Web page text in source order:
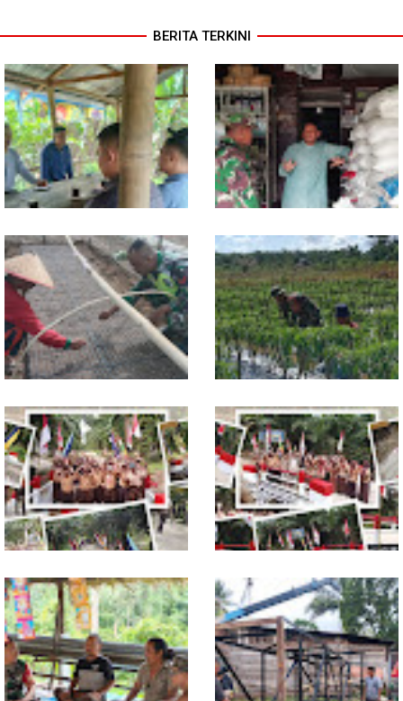
BERITA TERKINI
Jelang Seleksi Komcad, Plh.
Pasiter Kodim
0118/Subulussalam Bekali
Pemuda dengan Motivasi
Komsos dengan Pedagang,
Babinsa Rundeng Cek
Ketersediaan Pupuk bagi
Petani
Dukung Petani, Babinsa Turun
Langsung Semai Bibit
Semangka di Sikalondang
Babinsa Dampingi Petani
Rawat Cabai, Dukung
Ketahanan Pangan
Tuntas Dibangun, Jembatan
Garuda Perkuat Konektivitas
Teladan Baru–Kuala Kepeng
TNI dan Warga Tuntaskan
Jembatan Garuda, Akses
Ekonomi Kian Terbuka